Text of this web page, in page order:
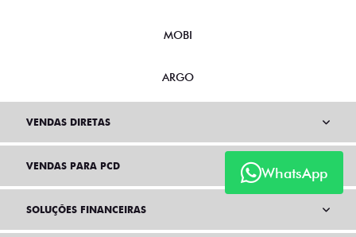
WhatsApp
MOBI
ARGO
VENDAS DIRETAS
VENDAS PARA PCD
SOLUÇÕES FINANCEIRAS